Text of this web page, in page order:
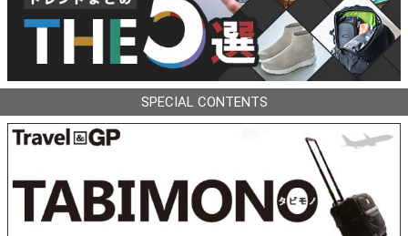
SPECIAL CONTENTS